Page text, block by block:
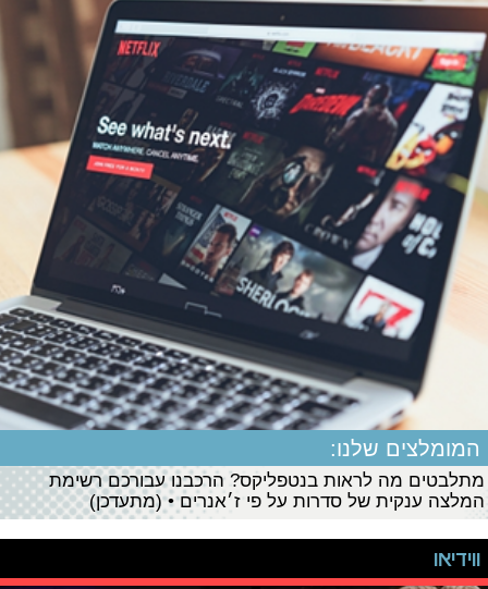
המומלצים שלנו:
מתלבטים מה לראות בנטפליקס? הרכבנו עבורכם רשימת
המלצה ענקית של סדרות על פי ז׳אנרים • (מתעדכן)
ווידיאו